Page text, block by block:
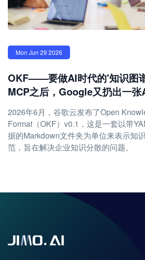
Mon Jun 29 2026
OKF——要做AI时代的'知识图
MCP之后，Google又扔出一
2026年6月，谷歌云发布了Open
Format（OKF）v0.1，这是一套以带
据的Markdown文件夹为单位来表示知
范，旨在解决企业知识分散的问题。